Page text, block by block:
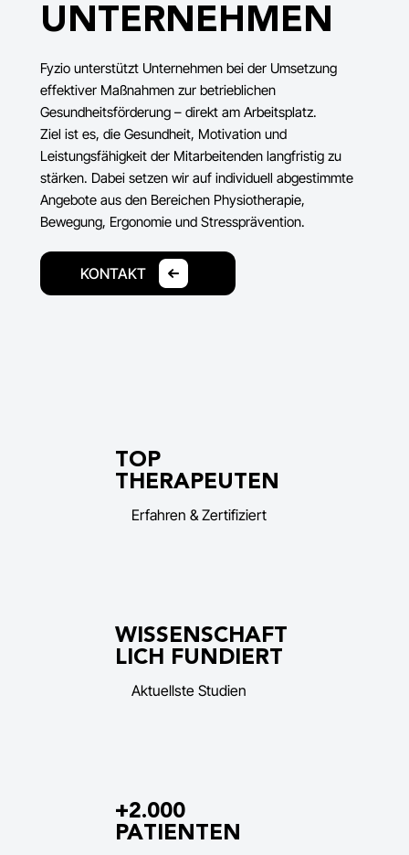
UNTERNEHMEN
Fyzio unterstützt Unternehmen bei der Umsetzung
effektiver Maßnahmen zur betrieblichen
Gesundheitsförderung – direkt am Arbeitsplatz.
Ziel ist es, die Gesundheit, Motivation und
Leistungsfähigkeit der Mitarbeitenden langfristig zu
stärken. Dabei setzen wir auf individuell abgestimmte
Angebote aus den Bereichen Physiotherapie,
Bewegung, Ergonomie und Stressprävention.
KONTAKT
TOP
THERAPEUTEN
Erfahren & Zertifiziert
WISSENSCHAFT
LICH FUNDIERT
Aktuellste Studien
+2.000
PATIENTEN